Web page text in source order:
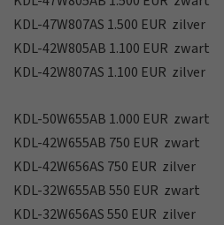
KDL-47W807AS 1.500 EUR zilver
KDL-42W805AB 1.100 EUR zwart
KDL-42W807AS 1.100 EUR zilver
KDL-50W655AB 1.000 EUR zwart
KDL-42W655AB 750 EUR zwart
KDL-42W656AS 750 EUR zilver
KDL-32W655AB 550 EUR zwart
KDL-32W656AS 550 EUR zilver